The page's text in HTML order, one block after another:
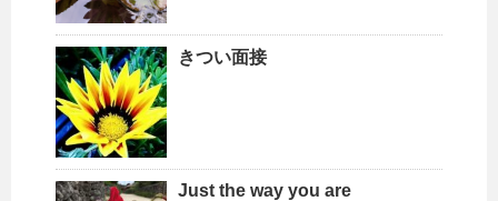
きつい面接
Just the way you are